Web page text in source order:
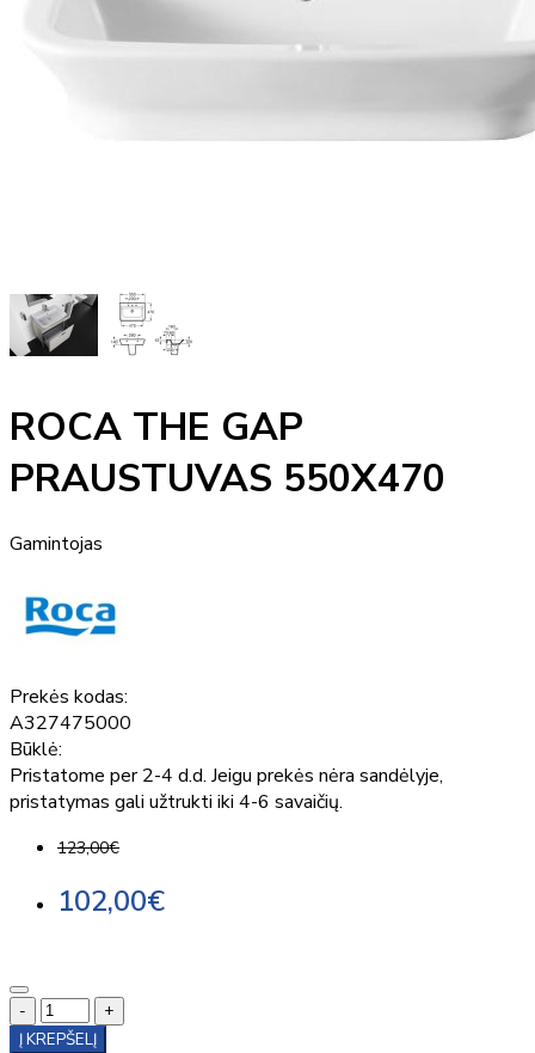
ROCA THE GAP
PRAUSTUVAS 550X470
Gamintojas
Prekės kodas:
A327475000
Būklė:
Pristatome per 2-4 d.d. Jeigu prekės nėra sandėlyje,
pristatymas gali užtrukti iki 4-6 savaičių.
123,00€
102,00€
-
+
Į KREPŠELĮ